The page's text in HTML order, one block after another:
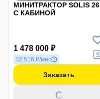
МИНИТРАКТОР SOLIS 26
С КАБИНОЙ
1 478 000 ₽
32 516 ₽/мес
Заказать